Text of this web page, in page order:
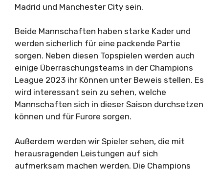
Madrid und Manchester City sein.
Beide Mannschaften haben starke Kader und
werden sicherlich für eine packende Partie
sorgen. Neben diesen Topspielen werden auch
einige Überraschungsteams in der Champions
League 2023 ihr Können unter Beweis stellen. Es
wird interessant sein zu sehen, welche
Mannschaften sich in dieser Saison durchsetzen
können und für Furore sorgen.
Außerdem werden wir Spieler sehen, die mit
herausragenden Leistungen auf sich
aufmerksam machen werden. Die Champions